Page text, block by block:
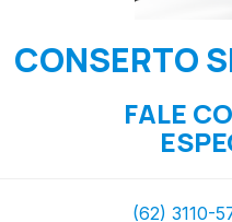
CONSERTO
FALE
(62) 3110-